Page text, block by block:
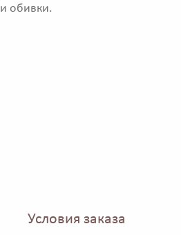
и обивки.
Условия заказа